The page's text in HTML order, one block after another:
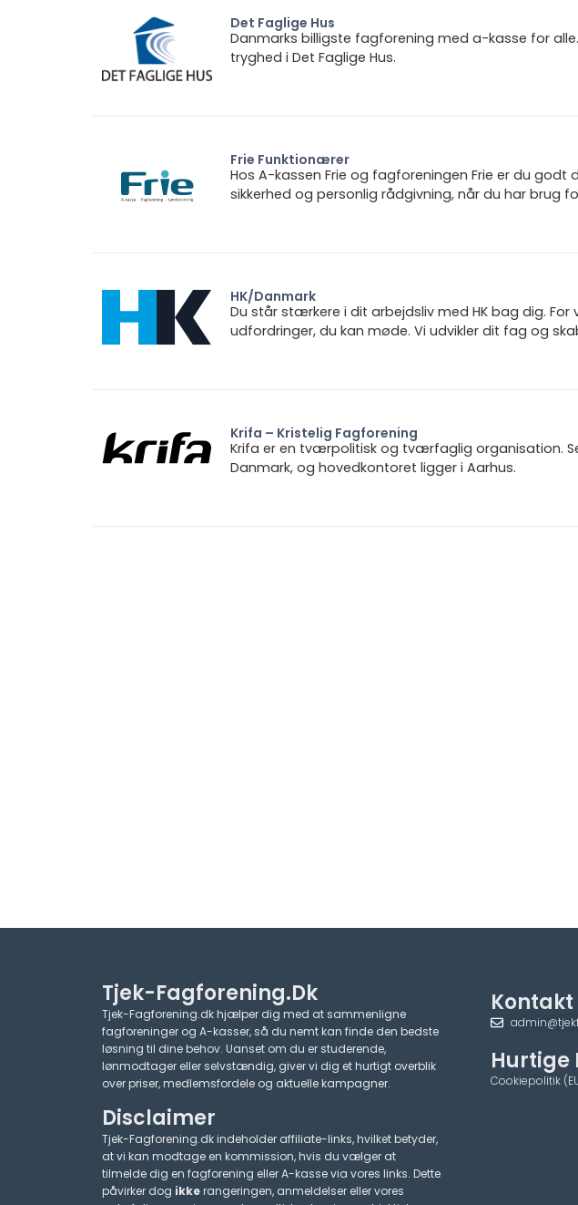
Det Faglige Hus
Danmarks billigste fagforening med a-kasse for
tryghed i Det Faglige Hus.
Frie Funktionærer
Hos A-kassen Frie og fagforeningen Frie er du
sikkerhed og personlig rådgivning, når du har brug
HK/Danmark
Du står stærkere i dit arbejdsliv med HK bag dig.
udfordringer, du kan møde. Vi udvikler dit fag og
Krifa – Kristelig Fagforening
Krifa er en tværpolitisk og tværfaglig organisation.
Danmark, og hovedkontoret ligger i Aarhus.
Tjek-Fagforening.dk
Tjek-Fagforening.dk hjælper dig med at sammenligne
fagforeninger og A-kasser, så du nemt kan finde den bedste
løsning til dine behov. Uanset om du er studerende,
lønmodtager eller selvstændig, giver vi dig et hurtigt overblik
over priser, medlemsfordele og aktuelle kampagner.​
Disclaimer
Tjek-Fagforening.dk indeholder affiliate-links, hvilket betyder,
at vi kan modtage en kommission, hvis du vælger at
tilmelde dig en fagforening eller A-kasse via vores links. Dette
påvirker dog ikkerangeringen, anmeldelser eller vores
Kontakt
Hurtige
Cookiepolitik